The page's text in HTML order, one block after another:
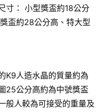
寸： 小型獎盃約18公分
盃約28公分高、特大型
K9人造水晶的質量約為
25公分高約為中號獎盃
般人較為可接受的重量及